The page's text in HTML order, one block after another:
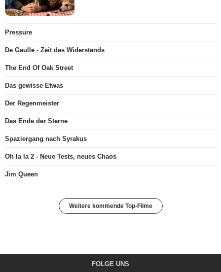
Pressure
De Gaulle - Zeit des Widerstands
The End Of Oak Street
Das gewisse Etwas
Der Regenmeister
Das Ende der Sterne
Spaziergang nach Syrakus
Oh la la 2 - Neue Tests, neues Chaos
Jim Queen
Weitere kommende Top-Filme
FOLGE UNS